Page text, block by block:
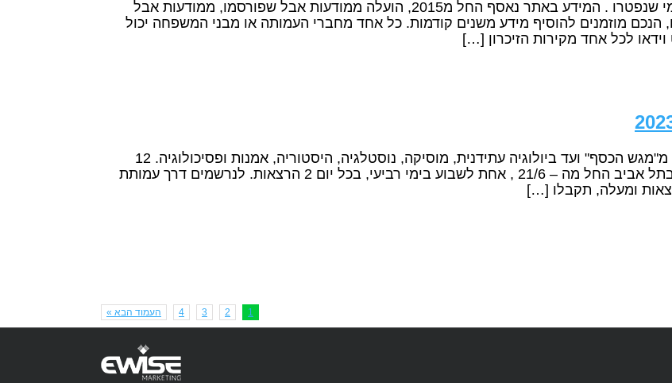
קיר הזיכרון הוא פרויקט הנצחה לחברינו מבנק לאומי שנפטרו . המידע באתר נאסף החל מ2015, הועלה ממודעות אבל שפורסמו, ממודעות אבל
מוזמנים להוסיף מידע משנים קודמות. כל אחד מחברי העמותה או מבני המשפחה יכול
לכל אחד מקירות הזיכרון […]
זה הזמן להירשם למכללת השחר – להרצאות הקיץ; מ"מגש הכסף" ועד ביולוגיה עתידנית, מוסיקה, נוסטלגיה, היסטוריה, אמנות ופסיכולוגיה. 12
מפגשי קיץ מרתקים בזום וגם במוזיאון ארץ ישראל בתל אביב החל מה – 21/6 , אחת לשבוע בימי רביעי, בכל יום 2 הרצאות. לנרשמים דרך עמותת
1
2
3
4 העמוד הבא »